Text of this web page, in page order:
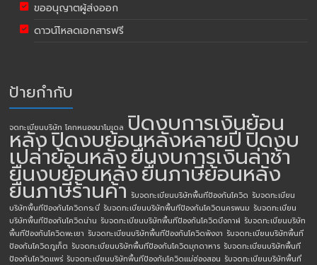
ขออนุญาตผู้ส่งออก
ดาวน์โหลดเอกสารฟรี
ป้ายกำกับ
จดทะเบียนบริษัท โคกหนองนาโมเดล ปิดงบการเงินย้อน
หลังปิดงบย้อนหลังหลายปีปิดงบ
เปล่าย้อนหลังยื่นงบการเงินล่าช้า
ยื่นงบย้อนหลังยื่นภาษีย้อนหลัง
ยื่นภาษีร้านค้า รับจดทะเบียนบริษัทพื้นทีป้องกันโควิด รับจดทะเบียน
บริษัทพื้นทีป้องกันโควิดกระบี่ รับจดทะเบียนบริษัทพื้นทีป้องกันโควิดนครพนม รับจดทะเบียน
บริษัทพื้นทีป้องกันโควิดน่าน รับจดทะเบียนบริษัทพื้นทีป้องกันโควิดบึงกาฬ รับจดทะเบียนบริษัท
พื้นทีป้องกันโควิดพะเยา รับจดทะเบียนบริษัทพื้นทีป้องกันโควิดพังงา รับจดทะเบียนบริษัทพื้นที
ป้องกันโควิดภูเก็ต รับจดทะเบียนบริษัทพื้นทีป้องกันโควิดมุกดาหาร รับจดทะเบียนบริษัทพื้นที
ป้องกันโควิดแพร่ รับจดทะเบียนบริษัทพื้นทีป้องกันโควิดแม่ฮ่องสอน รับจดทะเบียนบริษัทพื้นที่